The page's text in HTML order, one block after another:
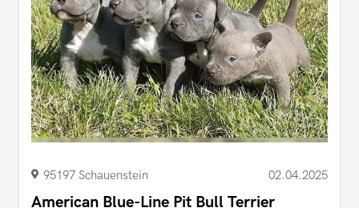
95197 Schauenstein 02.04.2025
American Blue-Line Pit Bull Terrier